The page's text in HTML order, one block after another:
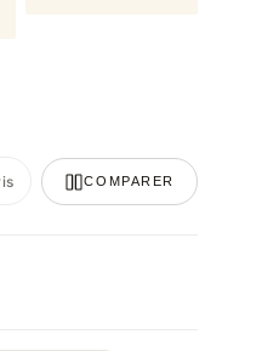
COMPARER